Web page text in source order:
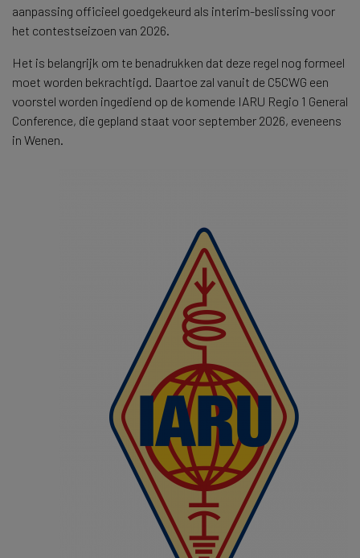
aanpassing officieel goedgekeurd als interim-beslissing voor
het contestseizoen van 2026.
Het is belangrijk om te benadrukken dat deze regel nog formeel
moet worden bekrachtigd. Daartoe zal vanuit de C5CWG een
voorstel worden ingediend op de komende IARU Regio 1 General
Conference, die gepland staat voor september 2026, eveneens
in Wenen.